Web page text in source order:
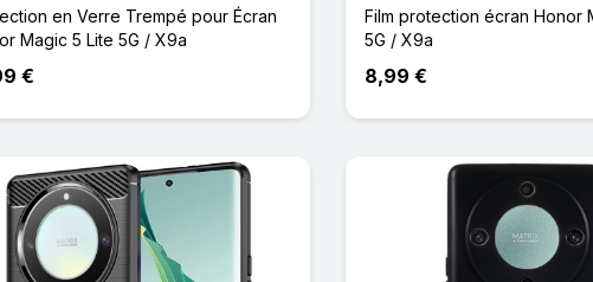
en Verre Trempé pour Écran
Magic 5 Lite 5G / X9a
€
Film protection écran Honor
5G / X9a
8,99 €